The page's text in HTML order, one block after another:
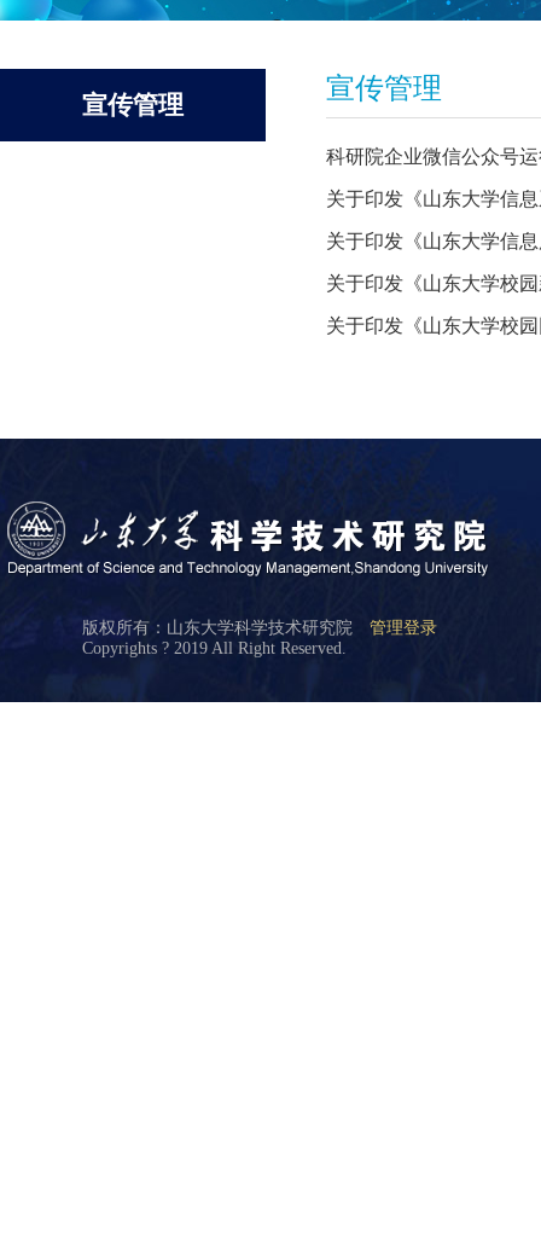
宣传管理
宣传管理
科研院企业微信公众号
关于印发《山东大学信
关于印发《山东大学信
关于印发《山东大学校
关于印发《山东大学校
版权所有：山东大学科学技术研究院 管理登录
Copyrights ? 2019 All Right Reserved.